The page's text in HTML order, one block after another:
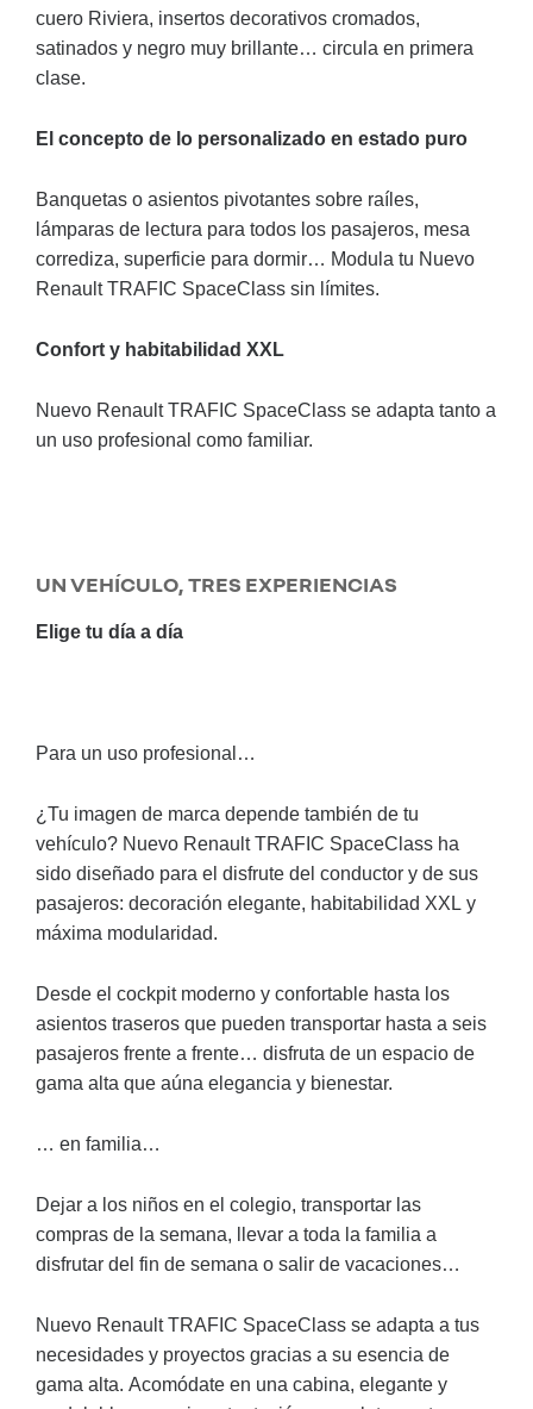
cuero Riviera, insertos decorativos cromados,
satinados y negro muy brillante… circula en primera
clase.
El concepto de lo personalizado en estado puro
Banquetas o asientos pivotantes sobre raíles,
lámparas de lectura para todos los pasajeros, mesa
corrediza, superficie para dormir… Modula tu Nuevo
Renault TRAFIC SpaceClass sin límites.
Confort y habitabilidad XXL
Nuevo Renault TRAFIC SpaceClass se adapta tanto a
un uso profesional como familiar.
UN VEHÍCULO, TRES EXPERIENCIAS
Elige tu día a día
Para un uso profesional…
¿Tu imagen de marca depende también de tu
vehículo? Nuevo Renault TRAFIC SpaceClass ha
sido diseñado para el disfrute del conductor y de sus
pasajeros: decoración elegante, habitabilidad XXL y
máxima modularidad.
Desde el cockpit moderno y confortable hasta los
asientos traseros que pueden transportar hasta a seis
pasajeros frente a frente… disfruta de un espacio de
gama alta que aúna elegancia y bienestar.
… en familia…
Dejar a los niños en el colegio, transportar las
compras de la semana, llevar a toda la familia a
disfrutar del fin de semana o salir de vacaciones…
Nuevo Renault TRAFIC SpaceClass se adapta a tus
necesidades y proyectos gracias a su esencia de
gama alta. Acomódate en una cabina, elegante y